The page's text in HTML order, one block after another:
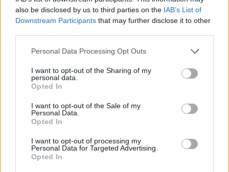
also be disclosed by us to third parties on the IAB’s List of
Downstream Participants that may further disclose it to other
Personal Data Processing Opt Outs
I want to opt-out of the Sharing of my
personal data.
Opted In
I want to opt-out of the Sale of my
Personal Data.
Opted In
I want to opt-out of processing my
Personal Data for Targeted Advertising.
Opted In
unserem Forum!„Zum Spiel“
Lebende Forenlegende, weiblich
Witchqueen75
Nehu73
Beiträge: 6.331 Zustimmungen: 5.187 Punkte für Erfolge: 6.000
HHer-Deern